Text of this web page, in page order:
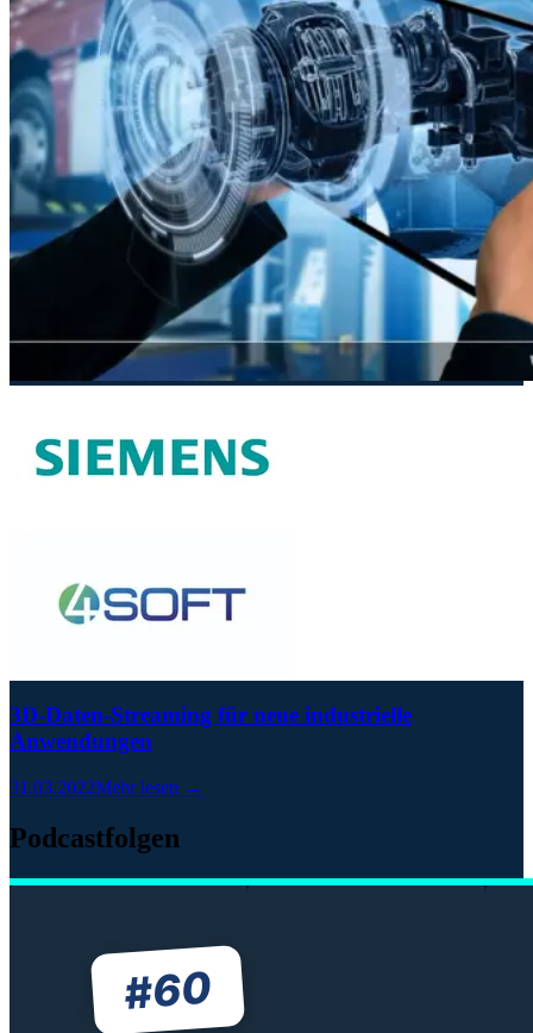
3D-Daten-Streaming für neue industrielle
Anwendungen
31.03.2022Mehr lesen →
Podcastfolgen
#60